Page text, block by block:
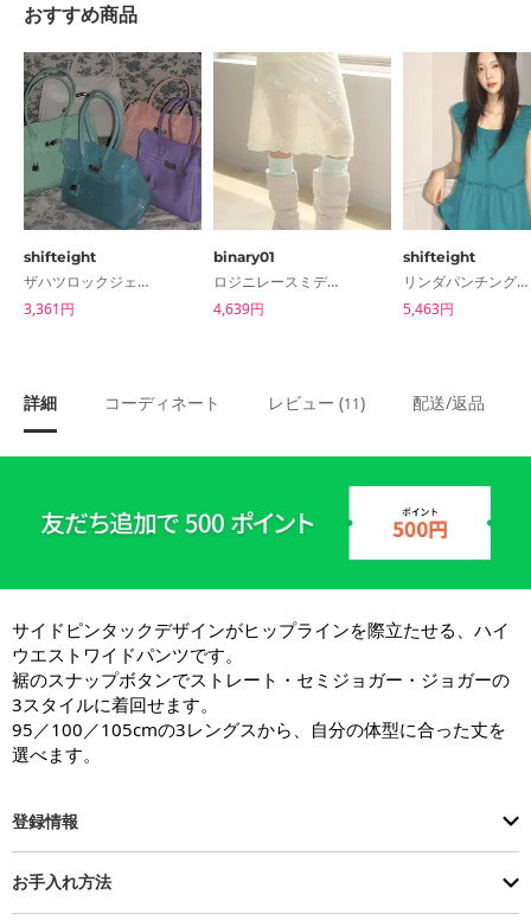
おすすめ商品
shifteight
ザハツロックジェリーショルダーバッグジェリーバッグトートバッグ5color
3,361円
binary01
ロジニレースミディスカート
4,639円
shifteight
リンダパンチング半袖ナシブラウスTシャツ2color
5,463円
詳細 コーディネート レビュー (11) 配送/返品
サイドピンタックデザインがヒップラインを際立たせる、ハイ
ウエストワイドパンツです。
裾のスナップボタンでストレート・セミジョガー・ジョガーの
3スタイルに着回せます。
95／100／105cmの3レングスから、自分の体型に合った丈を
選べます。
登録情報
お手入れ方法